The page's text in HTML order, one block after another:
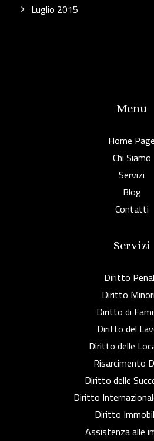
Luglio 2015
Menu
Home Page
Chi Siamo
Servizi
Blog
Contatti
Servizi
Diritto
Diritto
Diritto di
Diritto del
Diritto delle
Risarcimento
Diritto delle
Diritto
Diritto
Assistenza alle